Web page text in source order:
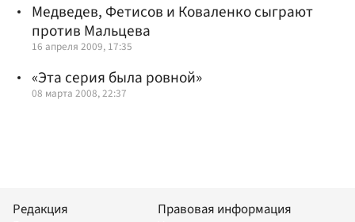
Медведев, Фетисов и Коваленко сыграют
против Мальцева
16 апреля 2009, 17:35
«Эта серия была ровной»
08 марта 2008, 22:37
Редакция
Правовая информация